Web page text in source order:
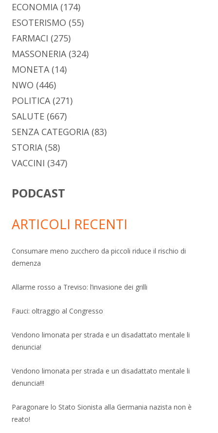
ECONOMIA (174)
ESOTERISMO (55)
FARMACI (275)
MASSONERIA (324)
MONETA (14)
NWO (446)
POLITICA (271)
SALUTE (667)
SENZA CATEGORIA (83)
STORIA (58)
VACCINI (347)
PODCAST
ARTICOLI RECENTI
Consumare meno zucchero da piccoli riduce il rischio di
demenza
Allarme rosso a Treviso: l’invasione dei grilli
Fauci: oltraggio al Congresso
Vendono limonata per strada e un disadattato mentale li
denuncia!
Vendono limonata per strada e un disadattato mentale li
denuncia!!!
Paragonare lo Stato Sionista alla Germania nazista non è
reato!